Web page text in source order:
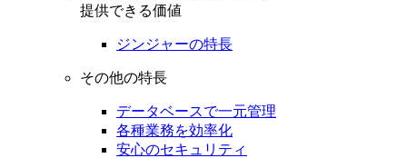
提供できる価値
ジンジャーの特長
その他の特長
データベースで一元管理
各種業務を効率化
安心のセキュリティ